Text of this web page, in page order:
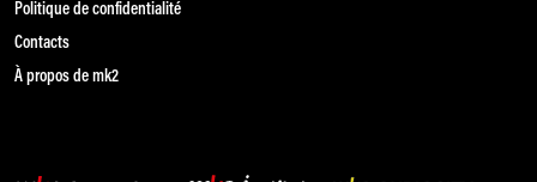
Politique de confidentialité
Contacts
À propos de mk2